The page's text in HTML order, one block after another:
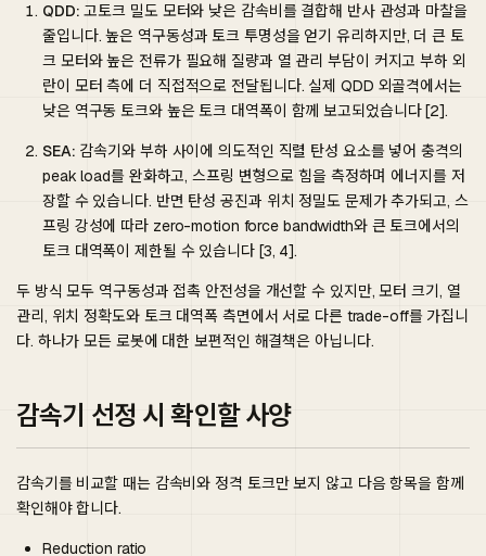
QDD: 고토크 밀도 모터와 낮은 감속비를 결합해 반사 관성과 마찰을
줄입니다. 높은 역구동성과 토크 투명성을 얻기 유리하지만, 더 큰 토
크 모터와 높은 전류가 필요해 질량과 열 관리 부담이 커지고 부하 외
란이 모터 측에 더 직접적으로 전달됩니다. 실제 QDD 외골격에서는
낮은 역구동 토크와 높은 토크 대역폭이 함께 보고되었습니다 [2].
SEA: 감속기와 부하 사이에 의도적인 직렬 탄성 요소를 넣어 충격의
peak load를 완화하고, 스프링 변형으로 힘을 측정하며 에너지를 저
장할 수 있습니다. 반면 탄성 공진과 위치 정밀도 문제가 추가되고, 스
프링 강성에 따라 zero-motion force bandwidth와 큰 토크에서의
토크 대역폭이 제한될 수 있습니다 [3, 4].
두 방식 모두 역구동성과 접촉 안전성을 개선할 수 있지만, 모터 크기, 열
관리, 위치 정확도와 토크 대역폭 측면에서 서로 다른 trade-off를 가집니
다. 하나가 모든 로봇에 대한 보편적인 해결책은 아닙니다.
감속기 선정 시 확인할 사양
감속기를 비교할 때는 감속비와 정격 토크만 보지 않고 다음 항목을 함께
확인해야 합니다.
Reduction ratio